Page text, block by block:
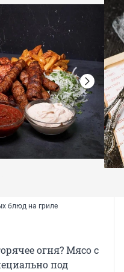
блюд на гриле
огня? Мясо с
под